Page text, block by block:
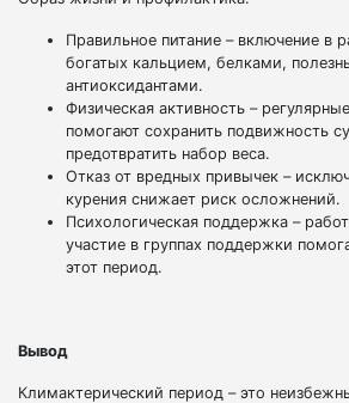
Правильное питание – включение в
богатых кальцием, белками,
антиоксидантами.
Физическая активность –
помогают сохранить подвижность
предотвратить набор веса.
Отказ от вредных привычек –
курения снижает риск осложнений.
Психологическая поддержка –
участие в группах поддержки
этот период.
Вывод
Климактерический период – это